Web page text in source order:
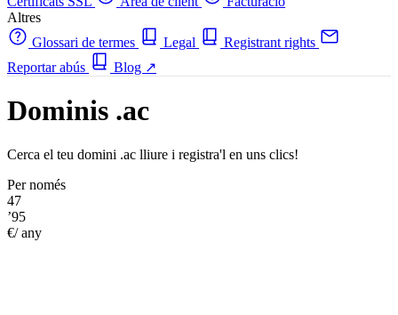
Altres
Glossari de termes
Legal
Registrant rights
Reportar abús
Blog ↗
Dominis .ac
Cerca el teu domini .ac lliure i registra'l en uns clics!
Per només
47
’95
€/ any